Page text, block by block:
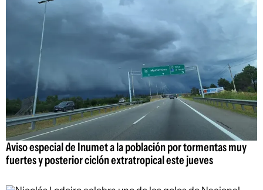
Aviso especial de Inumet a la población por tormentas muy
fuertes y posterior ciclón extratropical este jueves